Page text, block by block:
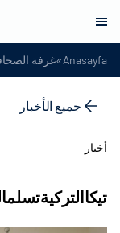
Anasayfa
»غرفة
جميع الأخبار
أخبار